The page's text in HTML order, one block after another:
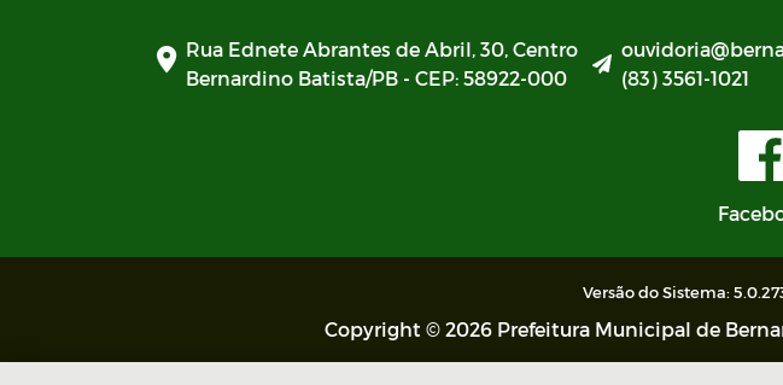
Edital Artistas Batistenses Lei
Rua Ednete Abrantes de Abril, 30, Centro
Bernardino Batista/PB - CEP: 58922-000
(83) 3561-1021
Versão do Sistema:
Copyright © 2026 Prefeitura Municipal de